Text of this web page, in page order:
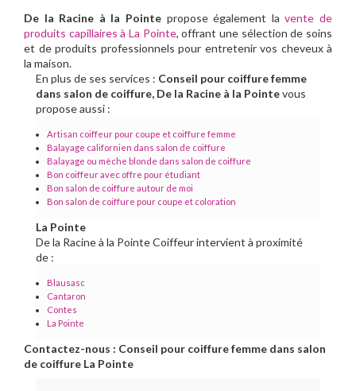
De la Racine à la Pointe propose également lavente de
produits capillaires à La Pointe, offrant une sélection de soins
et de produits professionnels pour entretenir vos cheveux à
la maison.
En plus de ses services : Conseil pour coiffure femme
dans salon de coiffure, De la Racine à la Pointevous
propose aussi :
Artisan coiffeur pour coupe et coiffure femme
Balayage californien dans salon de coiffure
Balayage ou mèche blonde dans salon de coiffure
Bon coiffeur avec offre pour étudiant
Bon salon de coiffure autour de moi
Bon salon de coiffure pour coupe et coloration
La Pointe
De la Racine à la Pointe Coiffeur intervient à proximité
de :
Blausasc
Cantaron
Contes
La Pointe
Contactez-nous : Conseil pour coiffure femme dans salon
de coiffure La Pointe